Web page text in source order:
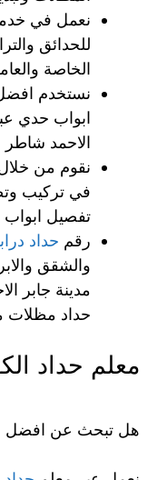
نعمل في
للحدائق
الخاصة
نستخدم
ابواب حدي
الاحمد شاطر
نقوم من
في تركيب
تفصيل ابواب
رقم حداد
والشقق
مدينة جابر
حداد مظلات
معلم حداد
هل تبحث عن افضل